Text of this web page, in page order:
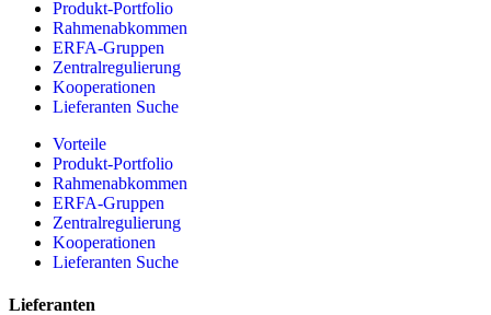
Produkt-Portfolio
Rahmenabkommen
ERFA-Gruppen
Zentralregulierung
Kooperationen
Lieferanten Suche
Vorteile
Produkt-Portfolio
Rahmenabkommen
ERFA-Gruppen
Zentralregulierung
Kooperationen
Lieferanten Suche
Lieferanten